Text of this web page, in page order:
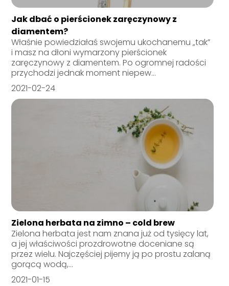
Jak dbać o pierścionek zaręczynowy z
diamentem?
Właśnie powiedziałaś swojemu ukochanemu „tak”
i masz na dłoni wymarzony pierścionek
zaręczynowy z diamentem. Po ogromnej radości
przychodzi jednak moment niepew...
2021-02-24
Zielona herbata na zimno – cold brew
Zielona herbata jest nam znana już od tysięcy lat,
a jej właściwości prozdrowotne doceniane są
przez wielu. Najczęściej pijemy ją po prostu zalaną
gorącą wodą,...
2021-01-15